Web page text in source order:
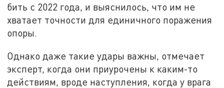
бить с 2022 года, и выяснилось, что им не
хватает точности для единичного поражения
опоры.
Однако даже такие удары важны, отмечает
эксперт, когда они приурочены к каким-то
действиям, вроде наступления, когда у врага